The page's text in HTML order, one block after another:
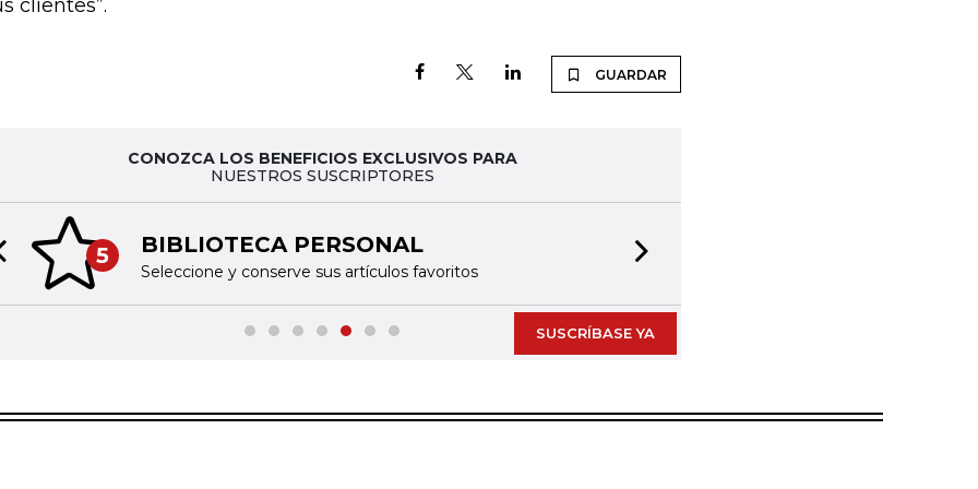
clientes”.
GUARDAR
CONOZCA LOS BENEFICIOS EXCLUSIVOS PARA
NUESTROS SUSCRIPTORES
5 BIBLIOTECA PERSONAL
Seleccione y conserve sus artículos favoritos
slide
SUSCRÍBASE YA